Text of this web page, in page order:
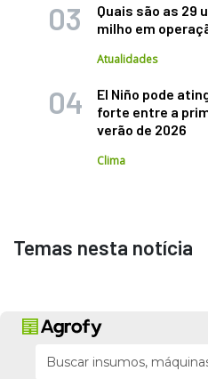
Quais são as 29
milho em
Atualidades
El Niño pode
forte entre a
verão de 2026
Clima
Temas nesta notícia